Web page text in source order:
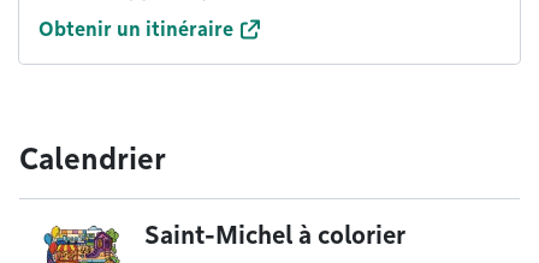
Obtenir un itinéraire
Calendrier
Saint-Michel à colorier